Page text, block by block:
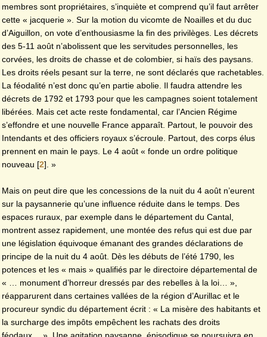
membres sont propriétaires, s’inquiète et comprend qu’il faut arrêter
cette « jacquerie ». Sur la motion du vicomte de Noailles et du duc
d’Aiguillon, on vote d’enthousiasme la fin des privilèges. Les décrets
des 5-11 août n’abolissent que les servitudes personnelles, les
corvées, les droits de chasse et de colombier, si haïs des paysans.
Les droits réels pesant sur la terre, ne sont déclarés que rachetables.
La féodalité n’est donc qu’en partie abolie. Il faudra attendre les
décrets de 1792 et 1793 pour que les campagnes soient totalement
libérées. Mais cet acte reste fondamental, car l’Ancien Régime
s’effondre et une nouvelle France apparaît. Partout, le pouvoir des
Intendants et des officiers royaux s’écroule. Partout, des corps élus
prennent en main le pays. Le 4 août « fonde un ordre politique
nouveau [2] . »
Mais on peut dire que les concessions de la nuit du 4 août n’eurent
sur la paysannerie qu’une influence réduite dans le temps. Des
espaces ruraux, par exemple dans le département du Cantal,
montrent assez rapidement, une montée des refus qui est due par
une législation équivoque émanant des grandes déclarations de
principe de la nuit du 4 août. Dès les débuts de l’été 1790, les
potences et les « mais » qualifiés par le directoire départemental de
« … monument d’horreur dressés par des rebelles à la loi… »,
réapparurent dans certaines vallées de la région d’Aurillac et le
procureur syndic du département écrit : « La misère des habitants et
la surcharge des impôts empêchent les rachats des droits
féodaux… ». Une agitation paysanne, épisodique se poursuivra en